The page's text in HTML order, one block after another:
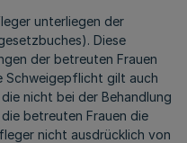
unterliegen der
Diese
der betreuten Frauen
Schweigepflicht gilt auch
nicht bei der Behandlung
betreuten Frauen die
nicht ausdrücklich von